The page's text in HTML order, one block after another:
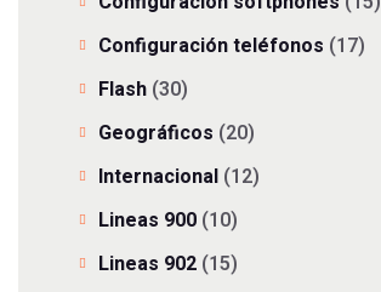
Configuración teléfonos (17)
Flash (30)
Geográficos (20)
Internacional (12)
Lineas 900 (10)
Lineas 902 (15)